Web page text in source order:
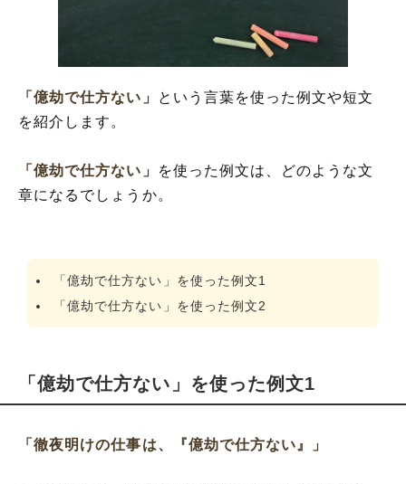
「億劫で仕方ない」
という言葉を使った例文や短文
を紹介します。
「億劫で仕方ない」
を使った例文は、どのような文
章になるでしょうか。
「億劫で仕方ない」を使った例文1
「億劫で仕方ない」を使った例文2
「億劫で仕方ない」を使った例文1
「徹夜明けの仕事は、『億劫で仕方ない』」